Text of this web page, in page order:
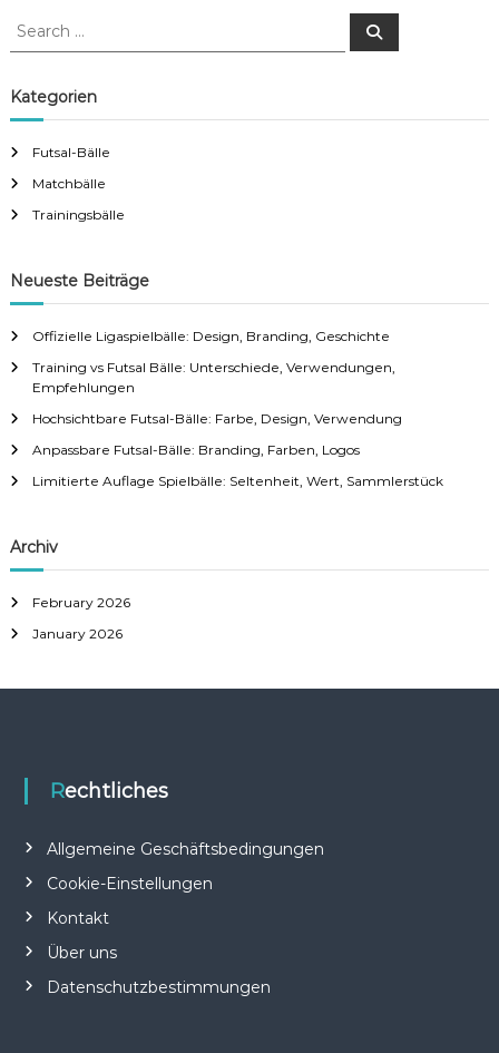
S
r
c
f
o
r
S
Kategorien
Futsal-Bälle
Matchbälle
Trainingsbälle
Neueste Beiträge
Offizielle Ligaspielbälle: Design, Branding, Geschichte
Training vs Futsal Bälle: Unterschiede, Verwendungen,
Empfehlungen
Hochsichtbare Futsal-Bälle: Farbe, Design, Verwendung
Anpassbare Futsal-Bälle: Branding, Farben, Logos
Limitierte Auflage Spielbälle: Seltenheit, Wert, Sammlerstück
Archiv
February 2026
January 2026
Rechtliches
Allgemeine Geschäftsbedingungen
Cookie-Einstellungen
Kontakt
Über uns
Datenschutzbestimmungen